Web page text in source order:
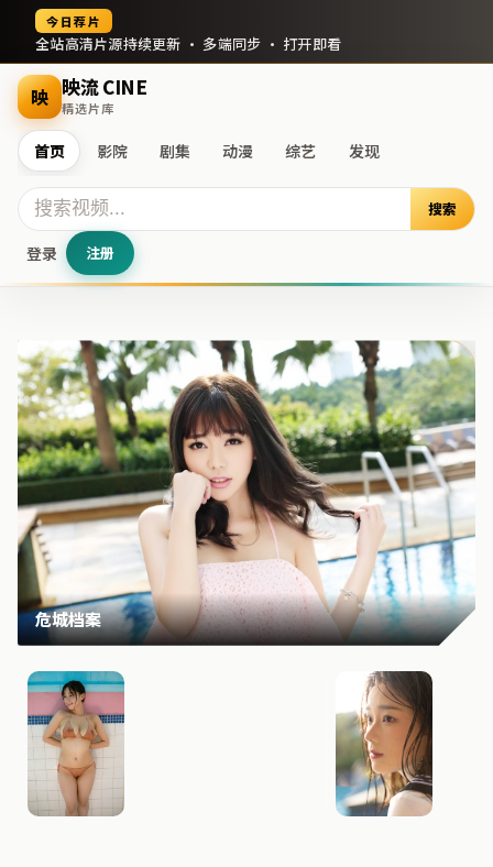
今日荐片
全站高清片源持续更新 · 多端同步 · 打开即看
映 映流 CINE
精选片库
首页 影院 剧集 动漫 综艺 发现
搜索
登录 注册
危城档案